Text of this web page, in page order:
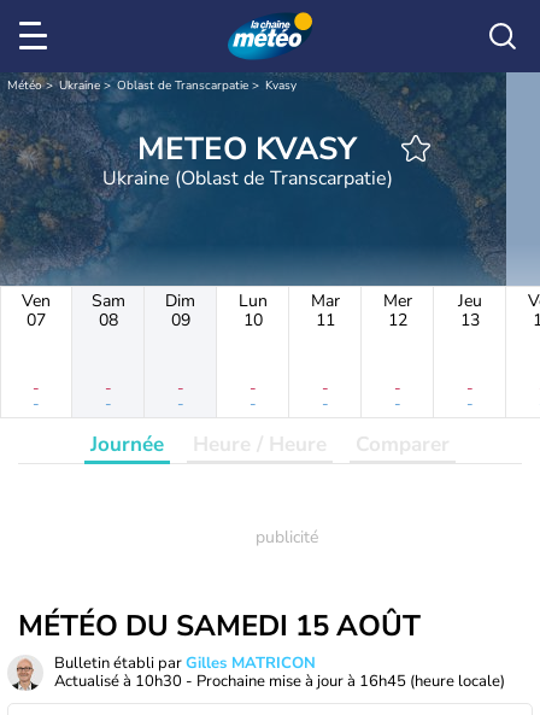
Météo Ukraine Oblast de Transcarpatie Kvasy
METEO KVASY
Ukraine (Oblast de Transcarpatie)
Ven
07
-
-
Sam
08
-
-
Dim
09
-
-
Lun
10
-
-
Mar
11
-
-
Mer
12
-
-
Jeu
13
-
-
Journée Heure / Heure Comparer
MÉTÉO DU SAMEDI 15 AOÛT
Bulletin établi parGilles MATRICON
Actualisé à 10h30 - Prochaine mise à jour à 16h45 (heure locale)